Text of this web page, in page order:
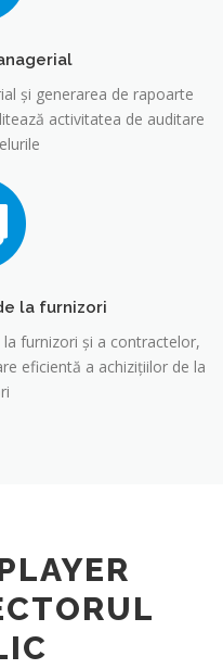
și generarea de rapoarte
activitatea de auditare
la furnizori
furnizori și a contractelor,
eficientă a achizițiilor de la